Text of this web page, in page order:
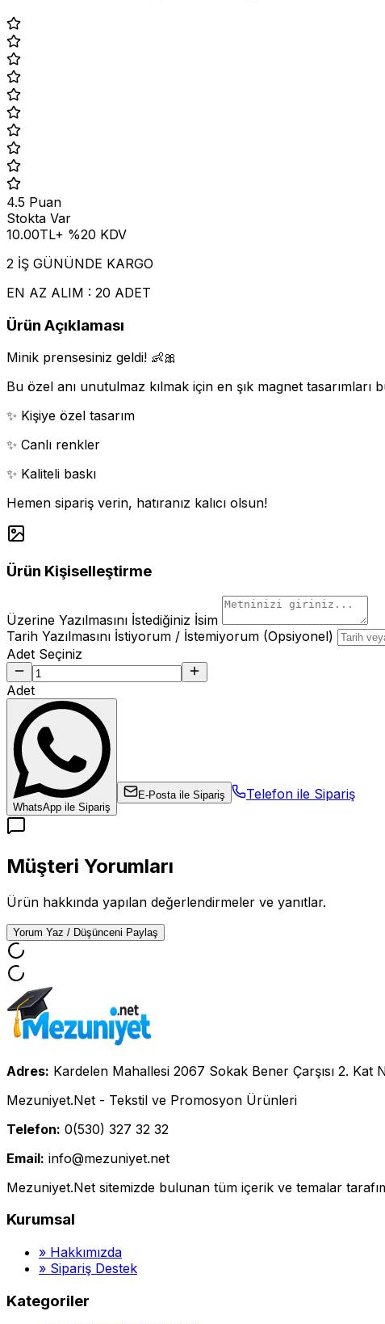
4.5 Puan
Stokta Var
10.00TL+ %20 KDV
2 İŞ GÜNÜNDE KARGO
EN AZ ALIM : 20 ADET
Ürün Açıklaması
Minik prensesiniz geldi! 👶🎀
Bu özel anı unutulmaz kılmak için en şık magnet tasarımları
✨ Kişiye özel tasarım
✨ Canlı renkler
✨ Kaliteli baskı
Hemen sipariş verin, hatıranız kalıcı olsun!
Ürün Kişiselleştirme
Üzerine Yazılmasını İstediğiniz İsim
Tarih Yazılmasını İstiyorum / İstemiyorum (Opsiyonel)
Adet Seçiniz
Adet
WhatsApp ile Sipariş
E-Posta ile Sipariş Telefon ile Sipariş
Müşteri Yorumları
Ürün hakkında yapılan değerlendirmeler ve yanıtlar.
Yorum Yaz / Düşünceni Paylaş
Adres: Kardelen Mahallesi 2067 Sokak Bener Çarşısı 2.
Mezuniyet.Net - Tekstil ve Promosyon Ürünleri
Telefon: 0(530) 327 32 32
Email: info@mezuniyet.net
Mezuniyet.Net sitemizde bulunan tüm içerik ve temalar
Kurumsal
» Hakkımızda
» Sipariş Destek
Kategoriler